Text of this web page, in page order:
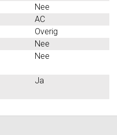
Nee
AC
Overig
Nee
Nee
Ja